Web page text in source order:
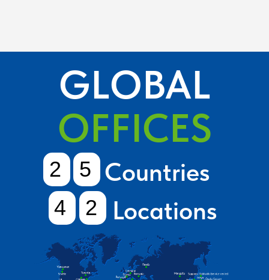
GLOBAL
OFFICES
Countries
Locations
2
5
4
2